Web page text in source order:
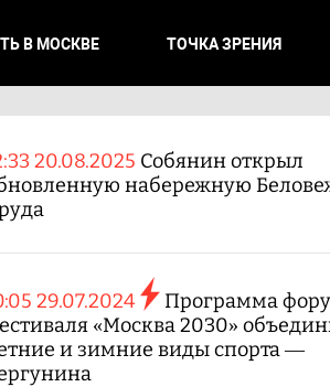
В МОСКВЕ ТОЧКА ЗРЕНИЯ
20.08.2025 Собянин открыл
набережную
29.07.2024
Программа
«Москва 2030»
и зимние виды спорта —